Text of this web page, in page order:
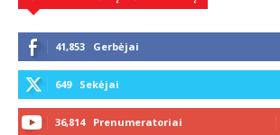
41,853 Gerbėjai
649 Sekėjai
36,814 Prenumeratoriai